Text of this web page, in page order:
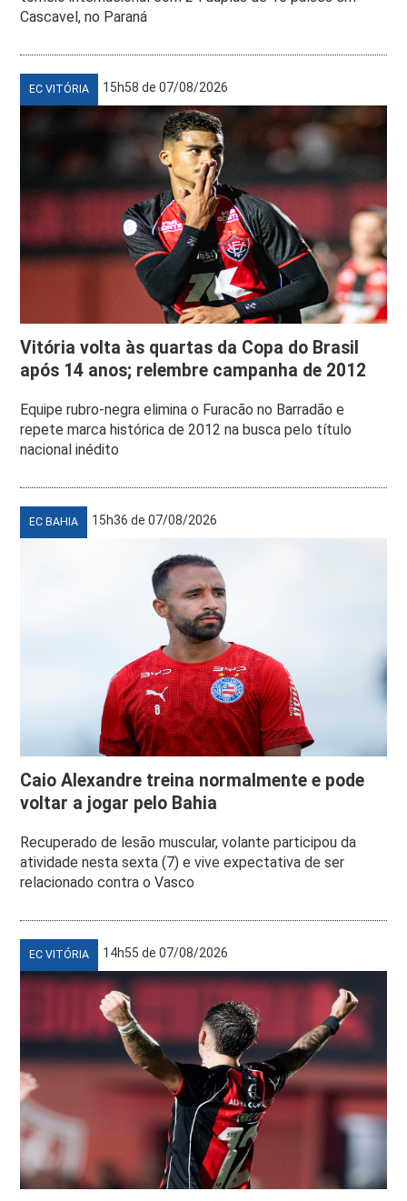
Cascavel, no Paraná
EC VITÓRIA 15h58 de 07/08/2026
Vitória volta às quartas da Copa do Brasil
após 14 anos; relembre campanha de 2012
Equipe rubro-negra elimina o Furacão no Barradão e
repete marca histórica de 2012 na busca pelo título
nacional inédito
EC BAHIA 15h36 de 07/08/2026
Caio Alexandre treina normalmente e pode
voltar a jogar pelo Bahia
Recuperado de lesão muscular, volante participou da
atividade nesta sexta (7) e vive expectativa de ser
relacionado contra o Vasco
EC VITÓRIA 14h55 de 07/08/2026